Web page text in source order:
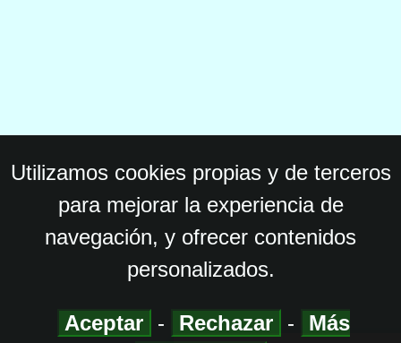
Utilizamos cookies propias y de terceros
para mejorar la experiencia de
navegación, y ofrecer contenidos
personalizados.
Aceptar - Rechazar - Más